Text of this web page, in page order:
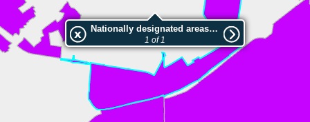
Nationally designated areas (NatDA) - Large scale viewing:LSG-Gruenland- und Waldbereich oestlich der A44, noerdlich der A4, suedlich St.Joeris
1 of 1